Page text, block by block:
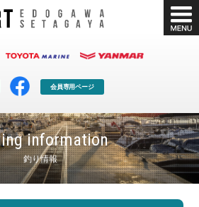
会員専用ページ
information
釣り情報
ボート販売